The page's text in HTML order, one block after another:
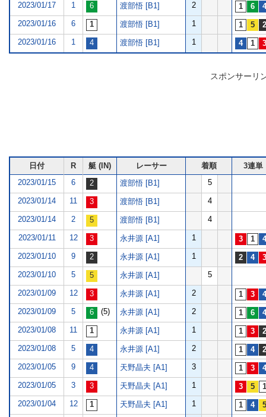
2023/01/17 1 渡部悟 [B1] 2
2023/01/16 6 渡部悟 [B1] 1
2023/01/16 1 渡部悟 [B1] 1
スポンサーリ
日付 R 艇 (IN) レーサー 着順
3連単
2023/01/15
6 渡部悟 [B1] 5
2023/01/14 11 渡部悟 [B1] 4
2023/01/14 2 渡部悟 [B1] 4
2023/01/11 12 永井源 [A1] 1
2023/01/10 9 永井源 [A1] 1
2023/01/10 5 永井源 [A1] 5
2023/01/09 12 永井源 [A1] 2
2023/01/09 5 (5) 永井源 [A1] 2
2023/01/08 11 永井源 [A1] 1
2023/01/08 5 永井源 [A1] 2
2023/01/05 9 天野晶夫 [A1] 3
2023/01/05 3 天野晶夫 [A1] 1
2023/01/04 12 天野晶夫 [A1] 1